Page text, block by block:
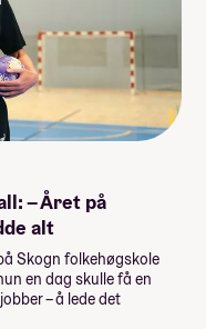
8 550,-
– Året på
alt
Skogn folkehøgskole
en dag skulle få en
– å lede det